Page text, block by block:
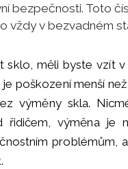
bezpečnosti. Toto
vždy v bezvadném
měli byste vzít
poškození menší
výměny skla.
výměna je
problémům,